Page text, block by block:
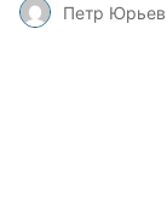
Петр Юрьев